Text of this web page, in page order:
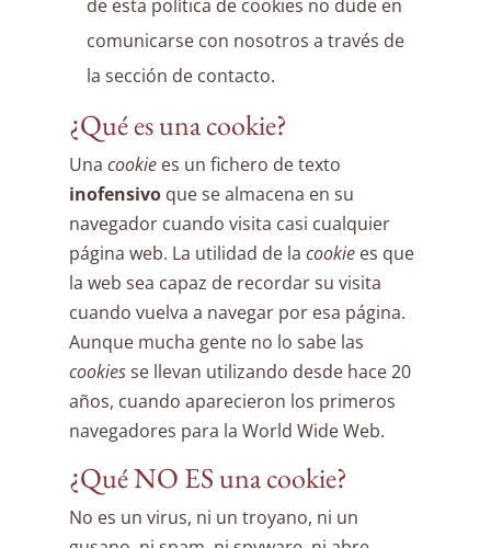
de esta política de cookies no dude en
comunicarse con nosotros a través de
la sección de contacto.
¿Qué es una cookie?
Una cookiees un fichero de texto
inofensivoque se almacena en su
navegador cuando visita casi cualquier
página web. La utilidad de la cookiees que
la web sea capaz de recordar su visita
cuando vuelva a navegar por esa página.
Aunque mucha gente no lo sabe las
cookiesse llevan utilizando desde hace 20
años, cuando aparecieron los primeros
navegadores para la World Wide Web.
¿Qué NO ES una cookie?
No es un virus, ni un troyano, ni un